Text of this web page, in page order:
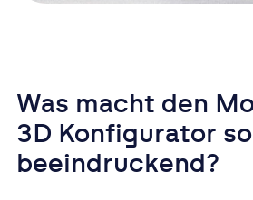
Was macht den
3D Konfigurator so
beeindruckend?